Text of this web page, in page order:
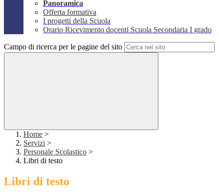
Panoramica
Offerta formativa
I progetti della Scuola
Orario Ricevimento docenti Scuola Secondaria I grado
Campo di ricerca per le pagine del sito
Home >
Servizi >
Personale Scolastico >
Libri di testo
Libri di testo